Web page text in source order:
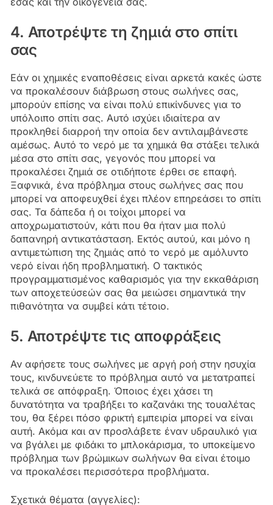
4. Αποτρέψτε τη ζημιά στο σπίτι
σας
Εάν οι χημικές εναποθέσεις είναι αρκετά κακές ώστε
να προκαλέσουν διάβρωση στους σωλήνες σας,
μπορούν επίσης να είναι πολύ επικίνδυνες για το
υπόλοιπο σπίτι σας. Αυτό ισχύει ιδιαίτερα αν
προκληθεί διαρροή την οποία δεν αντιλαμβάνεστε
αμέσως. Αυτό το νερό με τα χημικά θα στάξει τελικά
μέσα στο σπίτι σας, γεγονός που μπορεί να
προκαλέσει ζημιά σε οτιδήποτε έρθει σε επαφή.
Ξαφνικά, ένα πρόβλημα στους σωλήνες σας που
μπορεί να αποφευχθεί έχει πλέον επηρεάσει το σπίτι
σας. Τα δάπεδα ή οι τοίχοι μπορεί να
αποχρωματιστούν, κάτι που θα ήταν μια πολύ
δαπανηρή αντικατάσταση. Εκτός αυτού, και μόνο η
αντιμετώπιση της ζημιάς από το νερό με αμόλυντο
νερό είναι ήδη προβληματική. Ο τακτικός
προγραμματισμένος καθαρισμός για την εκκαθάριση
των αποχετεύσεών σας θα μειώσει σημαντικά την
πιθανότητα να συμβεί κάτι τέτοιο.
5. Αποτρέψτε τις αποφράξεις
Αν αφήσετε τους σωλήνες με αργή ροή στην ησυχία
τους, κινδυνεύετε το πρόβλημα αυτό να μετατραπεί
τελικά σε απόφραξη. Όποιος έχει χάσει τη
δυνατότητα να τραβήξει το καζανάκι της τουαλέτας
του, θα ξέρει πόσο φρικτή εμπειρία μπορεί να είναι
αυτή. Ακόμα και αν προσλάβετε έναν υδραυλικό για
να βγάλει με φιδάκι το μπλοκάρισμα, το υποκείμενο
πρόβλημα των βρώμικων σωλήνων θα είναι έτοιμο
να προκαλέσει περισσότερα προβλήματα.
Σχετικά θέματα (αγγελίες):